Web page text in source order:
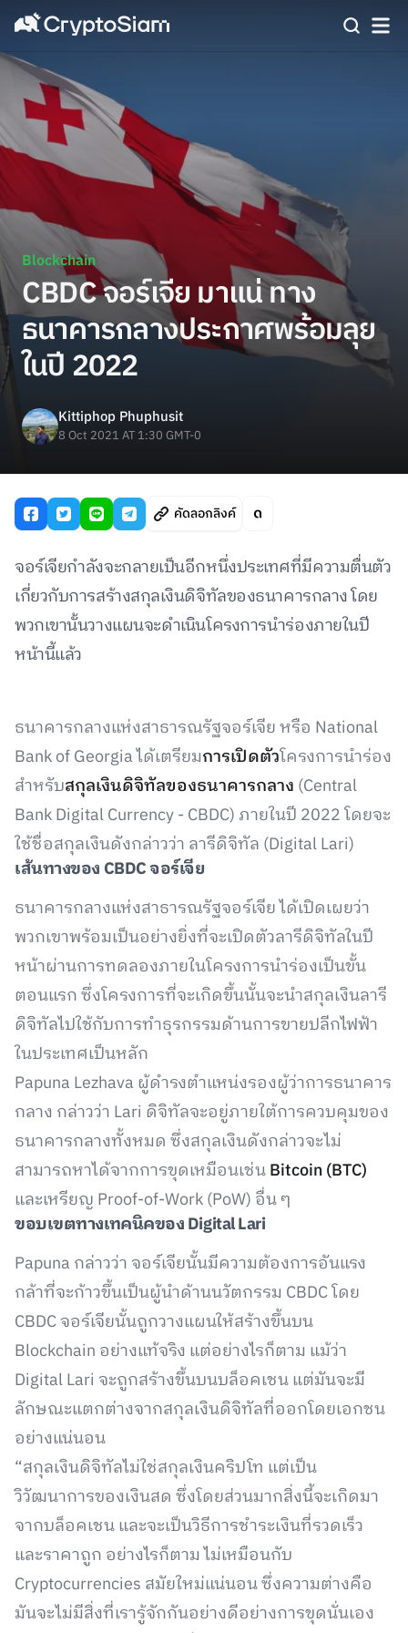
Blockchain
CBDC จอร์เจีย มาแน่ ทาง
ธนาคารกลางประกาศพร้อมลุย
ในปี 2022
Kittiphop Phuphusit
8 Oct 2021 AT 1:30 GMT-0
คัดลอกลิงค์
จอร์เจียกำลังจะกลายเป็นอีกหนึ่งประเทศที่มีความตื่นตัว
เกี่ยวกับการสร้างสกุลเงินดิจิทัลของธนาคารกลาง โดย
พวกเขานั้นวางแผนจะดำเนินโครงการนำร่องภายในปี
หน้านี้แล้ว
ธนาคารกลางแห่งสาธารณรัฐจอร์เจีย หรือ National
Bank of Georgia ได้เตรียมการเปิดตัวโครงการนำร่อง
สำหรับสกุลเงินดิจิทัลของธนาคารกลาง (Central
Bank Digital Currency - CBDC) ภายในปี 2022 โดยจะ
ใช้ชื่อสกุลเงินดังกล่าวว่า ลารีดิจิทัล (Digital Lari)
เส้นทางของ CBDC จอร์เจีย
ธนาคารกลางแห่งสาธารณรัฐจอร์เจีย ได้เปิดเผยว่า
พวกเขาพร้อมเป็นอย่างยิ่งที่จะเปิดตัวลารีดิจิทัลในปี
หน้าผ่านการทดลองภายในโครงการนำร่องเป็นขั้น
ตอนแรก ซึ่งโครงการที่จะเกิดขึ้นนั้นจะนำสกุลเงินลารี
ดิจิทัลไปใช้กับการทำธุรกรรมด้านการขายปลีกไฟฟ้า
ในประเทศเป็นหลัก
Papuna Lezhava ผู้ดำรงตำแหน่งรองผู้ว่าการธนาคาร
กลาง กล่าวว่า Lari ดิจิทัลจะอยู่ภายใต้การควบคุมของ
ธนาคารกลางทั้งหมด ซึ่งสกุลเงินดังกล่าวจะไม่
สามารถหาได้จากการขุดเหมือนเช่นBitcoin (BTC)
และเหรียญ Proof-of-Work (PoW) อื่น ๆ
ขอบเขตทางเทคนิคของDigital Lari
Papuna กล่าวว่า จอร์เจียนั้นมีความต้องการอันแรง
กล้าที่จะก้าวขึ้นเป็นผู้นำด้านนวัตกรรม CBDC โดย
CBDC จอร์เจียนั้นถูกวางแผนให้สร้างขึ้นบน
Blockchain อย่างแท้จริง แต่อย่างไรก็ตาม แม้ว่า
Digital Lari จะถูกสร้างขึ้นบนบล็อคเชน แต่มันจะมี
ลักษณะแตกต่างจากสกุลเงินดิจิทัลที่ออกโดยเอกชน
อย่างแน่นอน
“สกุลเงินดิจิทัลไม่ใช่สกุลเงินคริปโท แต่เป็น
วิวัฒนาการของเงินสด ซึ่งโดยส่วนมากสิ่งนี้จะเกิดมา
จากบล็อคเชน และจะเป็นวิธีการชำระเงินที่รวดเร็ว
และราคาถูก อย่างไรก็ตาม ไม่เหมือนกับ
Cryptocurrencies สมัยใหม่แน่นอน ซึ่งความต่างคือ
มันจะไม่มีสิ่งที่เรารู้จักกันอย่างดีอย่างการขุดนั่นเอง